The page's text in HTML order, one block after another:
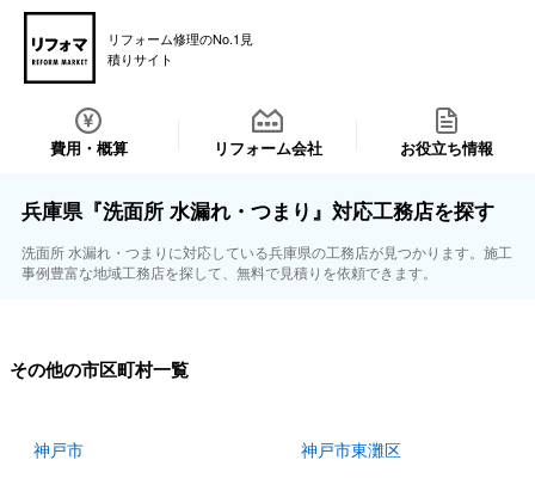
リフォーム修理のNo.1見
積りサイト
費用・概算 リフォーム会社 お役立ち情報
兵庫県『洗面所 水漏れ・つまり』対応工務店を探す
洗面所 水漏れ・つまりに対応している兵庫県の工務店が見つかります。施工
事例豊富な地域工務店を探して、無料で見積りを依頼できます。
その他の市区町村一覧
神戸市 神戸市東灘区